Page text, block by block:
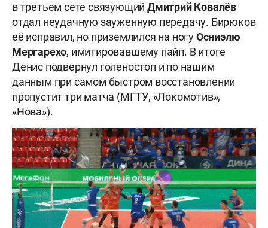
в третьем сете связующий Дмитрий Ковалёв
отдал неудачную зауженную передачу. Бирюков
её исправил, но приземлился на ногуОсниэлю
Мергарехо, имитировавшему пайп. В итоге
Денис подвернул голеностоп и по нашим
данным при самом быстром восстановлении
пропустит три матча (МГТУ, «Локомотив»,
«Нова»).